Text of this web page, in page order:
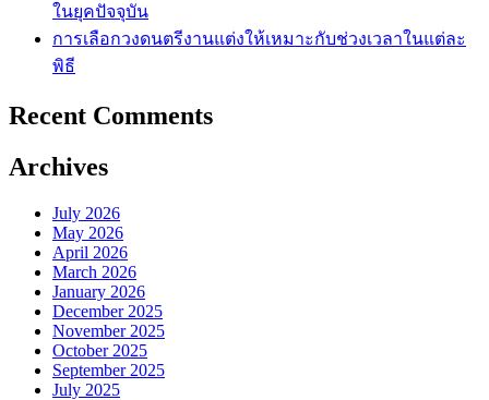
ในยุคปัจจุบัน
การเลือกวงดนตรีงานแต่งให้เหมาะกับช่วงเวลาในแต่ละ
พิธี
Recent Comments
Archives
July 2026
May 2026
April 2026
March 2026
January 2026
December 2025
November 2025
October 2025
September 2025
July 2025